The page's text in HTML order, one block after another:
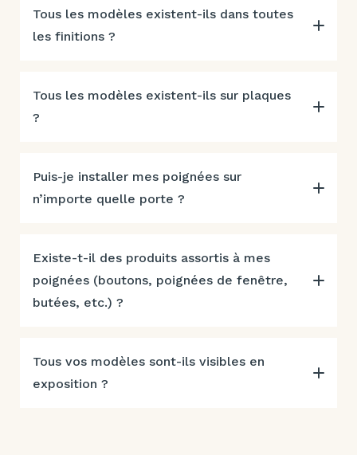
Tous les modèles existent-ils dans toutes
les finitions ?
Tous les modèles existent-ils sur plaques
?
Puis-je installer mes poignées sur
n’importe quelle porte ?
Existe-t-il des produits assortis à mes
poignées (boutons, poignées de fenêtre,
butées, etc.) ?
Tous vos modèles sont-ils visibles en
exposition ?